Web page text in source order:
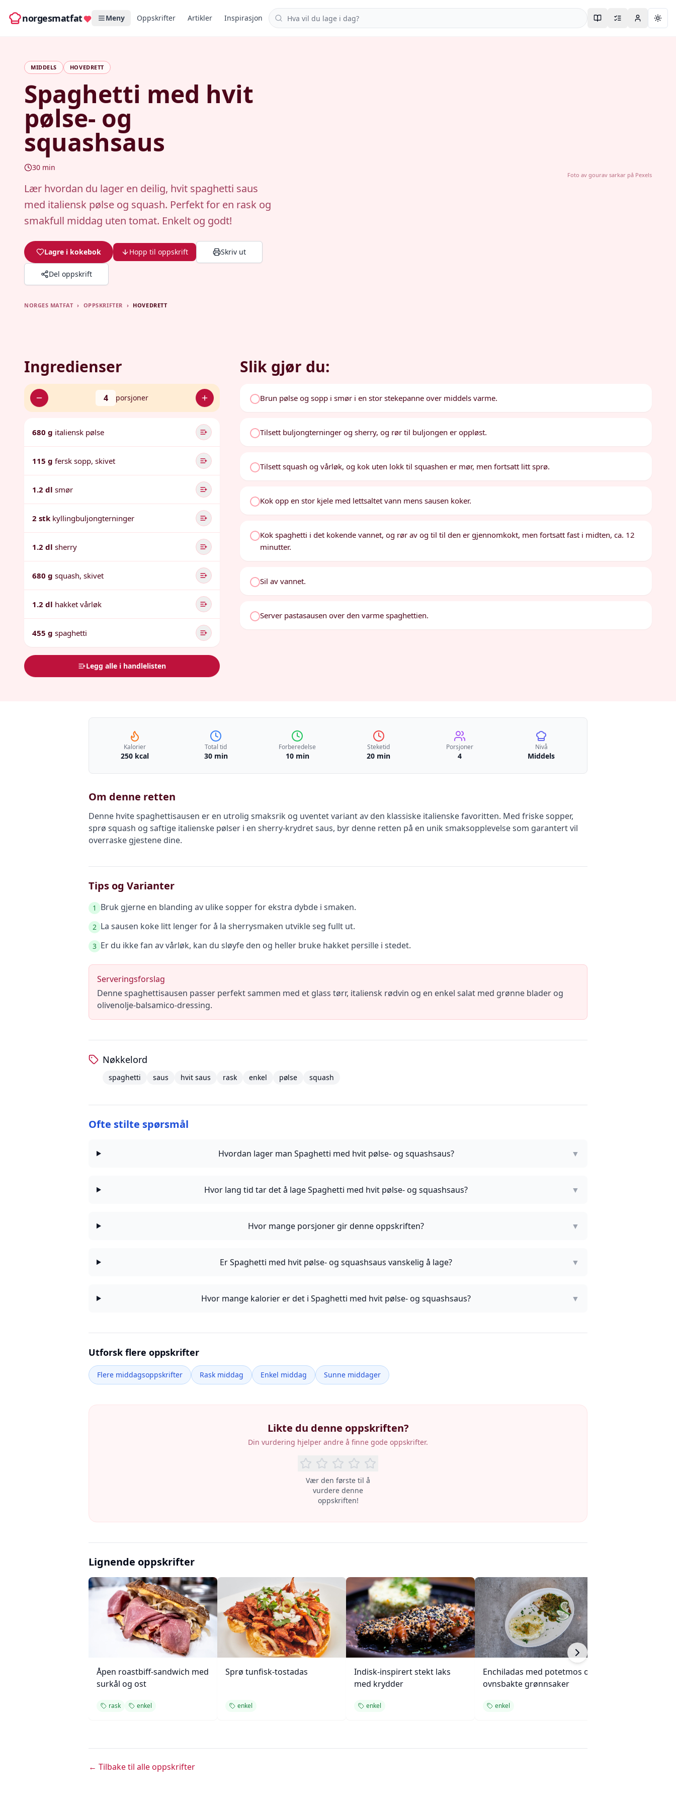
norgesmatfat Meny Oppskrifter Artikler Inspirasjon Søk i oppskrifter
MIDDELS HOVEDRETT
Spaghetti med hvit
pølse- og
squashsaus
30 min
Lær hvordan du lager en deilig, hvit spaghetti saus
med italiensk pølse og squash. Perfekt for en rask og
smakfull middag uten tomat. Enkelt og godt!
Lagre i kokebok Hopp til oppskrift Skriv ut
Del oppskrift
Foto av gourav sarkarpå Pexels
NORGES MATFAT › OPPSKRIFTER › HOVEDRETT
Ingredienser
4 porsjoner
680 g italiensk pølse
115 g fersk sopp, skivet
1.2 dl smør
2 stk kyllingbuljongterninger
1.2 dl sherry
680 g squash, skivet
1.2 dl hakket vårløk
455 g spaghetti
Legg alle i handlelisten
Slik gjør du:
Brun pølse og sopp i smør i en stor stekepanne over middels varme.
Tilsett buljongterninger og sherry, og rør til buljongen er oppløst.
Tilsett squash og vårløk, og kok uten lokk til squashen er mør, men fortsatt litt sprø.
Kok opp en stor kjele med lettsaltet vann mens sausen koker.
Kok spaghetti i det kokende vannet, og rør av og til til den er gjennomkokt, men fortsatt fast i midten, ca. 12
minutter.
Sil av vannet.
Server pastasausen over den varme spaghettien.
Kalorier
250 kcal
Total tid
30 min
Forberedelse
10 min
Steketid
20 min
Porsjoner
4
Nivå
Middels
Om denne retten
Denne hvite spaghettisausen er en utrolig smaksrik og uventet variant av den klassiske italienske favoritten. Med friske sopper,
sprø squash og saftige italienske pølser i en sherry-krydret saus, byr denne retten på en unik smaksopplevelse som garantert vil
overraske gjestene dine.
Tips og Varianter
1 Bruk gjerne en blanding av ulike sopper for ekstra dybde i smaken.
2 La sausen koke litt lenger for å la sherrysmaken utvikle seg fullt ut.
3 Er du ikke fan av vårløk, kan du sløyfe den og heller bruke hakket persille i stedet.
Serveringsforslag
Denne spaghettisausen passer perfekt sammen med et glass tørr, italiensk rødvin og en enkel salat med grønne blader og
olivenolje-balsamico-dressing.
Nøkkelord
spaghetti saus hvit saus rask enkel pølse squash
Ofte stilte spørsmål
Hvordan lager man Spaghetti med hvit pølse- og squashsaus? ▼
Hvor lang tid tar det å lage Spaghetti med hvit pølse- og squashsaus? ▼
Hvor mange porsjoner gir denne oppskriften? ▼
Er Spaghetti med hvit pølse- og squashsaus vanskelig å lage? ▼
Hvor mange kalorier er det i Spaghetti med hvit pølse- og squashsaus? ▼
Utforsk flere oppskrifter
Flere middagsoppskrifter Rask middag Enkel middag Sunne middager
Likte du denne oppskriften?
Din vurdering hjelper andre å finne gode oppskrifter.
Vær den første til å
vurdere denne
oppskriften!
Lignende oppskrifter
Åpen roastbiff-sandwich med
surkål og ost
rask enkel
Sprø tunfisk-tostadas
enkel
Indisk-inspirert stekt laks
med krydder
enkel
Enchiladas med potetmos og
ovnsbakte grønnsaker
enkel
← Tilbake til alle oppskrifter